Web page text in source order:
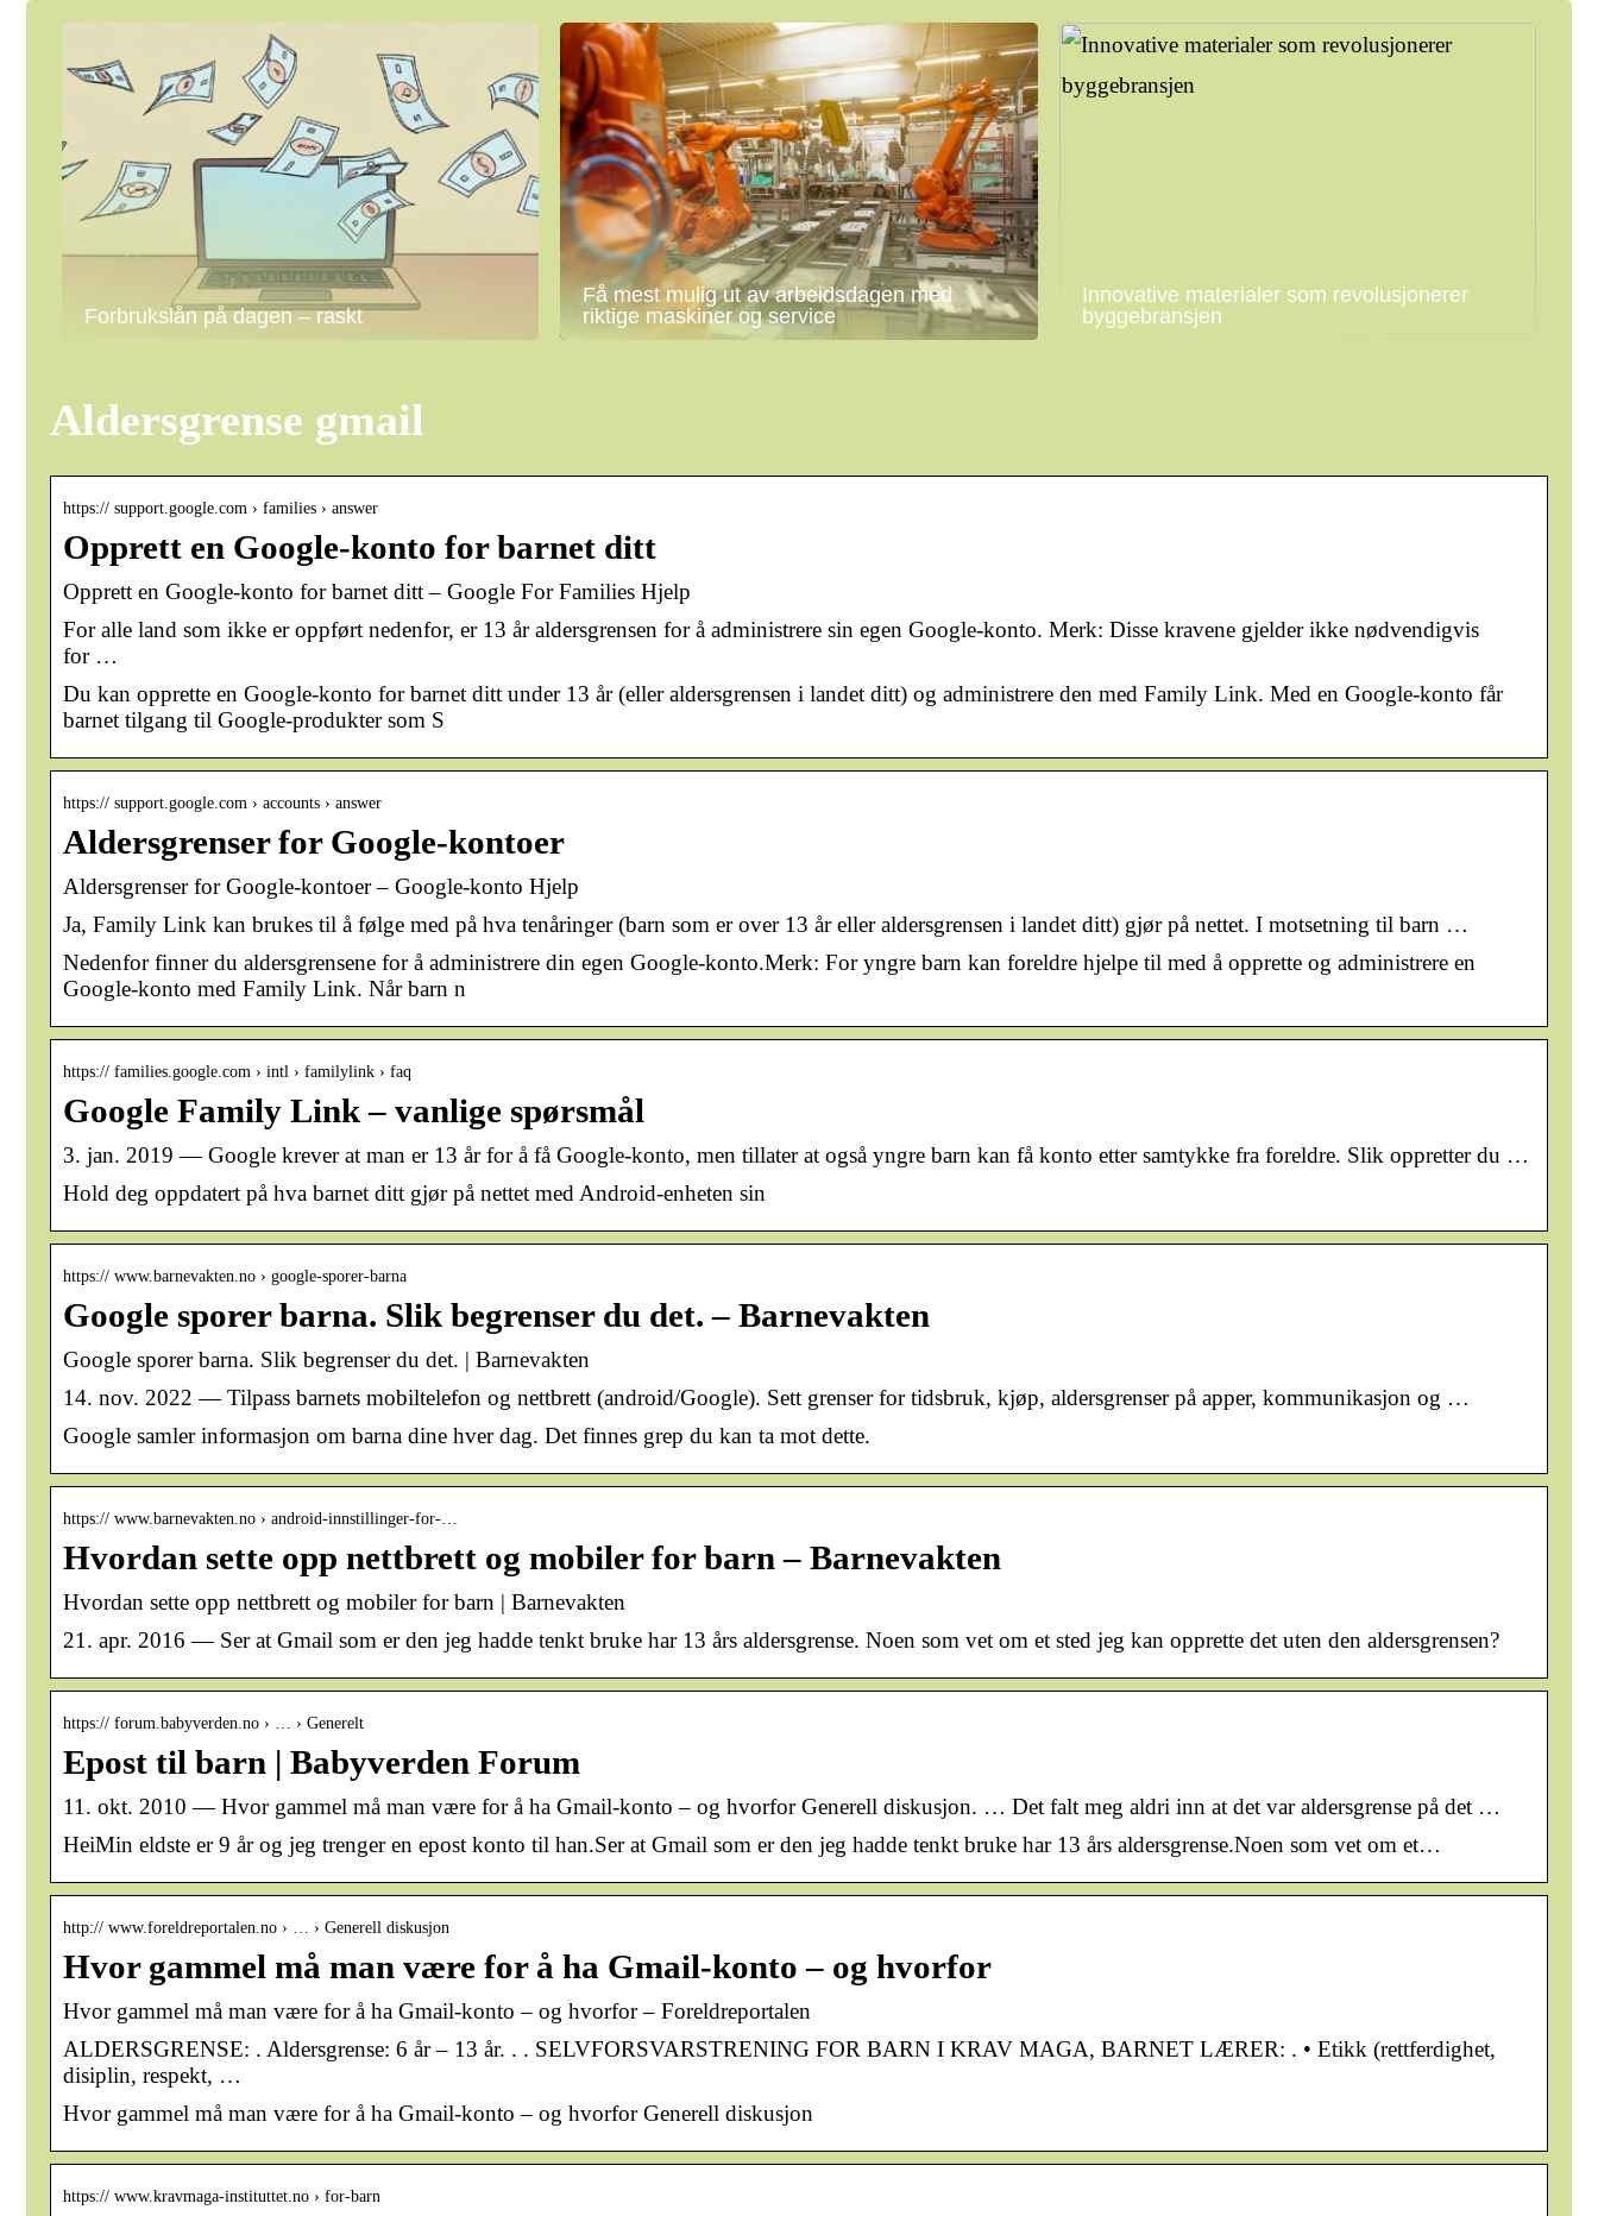
Forbrukslån på dagen – raskt
Få mest mulig ut av arbeidsdagen med
riktige maskiner og service
Innovative materialer som revolusjonerer
byggebransjen
Aldersgrense gmail
https:// support.google.com › families › answer
Opprett en Google-konto for barnet ditt
Opprett en Google-konto for barnet ditt – Google For Families Hjelp
For alle land som ikke er oppført nedenfor, er 13 år aldersgrensen for å administrere sin egen Google-konto. Merk: Disse kravene gjelder ikke nødvendigvis
for …
Du kan opprette en Google-konto for barnet ditt under 13 år (eller aldersgrensen i landet ditt) og administrere den med Family Link. Med en Google-konto får
barnet tilgang til Google-produkter som S
https:// support.google.com › accounts › answer
Aldersgrenser for Google-kontoer
Aldersgrenser for Google-kontoer – Google-konto Hjelp
Ja, Family Link kan brukes til å følge med på hva tenåringer (barn som er over 13 år eller aldersgrensen i landet ditt) gjør på nettet. I motsetning til barn …
Nedenfor finner du aldersgrensene for å administrere din egen Google-konto.Merk: For yngre barn kan foreldre hjelpe til med å opprette og administrere en
Google-konto med Family Link. Når barn n
https:// families.google.com › intl › familylink › faq
Google Family Link – vanlige spørsmål
3. jan. 2019 — Google krever at man er 13 år for å få Google-konto, men tillater at også yngre barn kan få konto etter samtykke fra foreldre. Slik oppretter du …
Hold deg oppdatert på hva barnet ditt gjør på nettet med Android-enheten sin
https:// www.barnevakten.no › google-sporer-barna
Google sporer barna. Slik begrenser du det. – Barnevakten
Google sporer barna. Slik begrenser du det. | Barnevakten
14. nov. 2022 — Tilpass barnets mobiltelefon og nettbrett (android/Google). Sett grenser for tidsbruk, kjøp, aldersgrenser på apper, kommunikasjon og …
Google samler informasjon om barna dine hver dag. Det finnes grep du kan ta mot dette.
https:// www.barnevakten.no › android-innstillinger-for-…
Hvordan sette opp nettbrett og mobiler for barn – Barnevakten
Hvordan sette opp nettbrett og mobiler for barn | Barnevakten
21. apr. 2016 — Ser at Gmail som er den jeg hadde tenkt bruke har 13 års aldersgrense. Noen som vet om et sted jeg kan opprette det uten den aldersgrensen?
https:// forum.babyverden.no › … › Generelt
Epost til barn | Babyverden Forum
11. okt. 2010 — Hvor gammel må man være for å ha Gmail-konto – og hvorfor Generell diskusjon. … Det falt meg aldri inn at det var aldersgrense på det …
HeiMin eldste er 9 år og jeg trenger en epost konto til han.Ser at Gmail som er den jeg hadde tenkt bruke har 13 års aldersgrense.Noen som vet om et…
http:// www.foreldreportalen.no › … › Generell diskusjon
Hvor gammel må man være for å ha Gmail-konto – og hvorfor
Hvor gammel må man være for å ha Gmail-konto – og hvorfor – Foreldreportalen
ALDERSGRENSE: ​. Aldersgrense: 6 år – 13 år. ​. ​. SELVFORSVARSTRENING FOR BARN I KRAV MAGA, BARNET LÆRER: ​. • Etikk (rettferdighet,
disiplin, respekt, …
Hvor gammel må man være for å ha Gmail-konto – og hvorfor Generell diskusjon
https:// www.kravmaga-instituttet.no › for-barn